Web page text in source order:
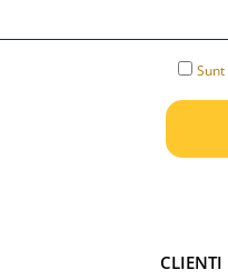
CLIENTI